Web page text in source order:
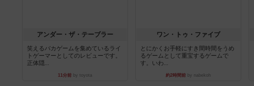
アンダー・ザ・テーブラー
笑えるバカゲームを集めているライ
トゲーマーとしてのレビューです。
正体隠...
11分前 by toyota
ワン・トゥ・ファイブ
とにかくお手軽にすき間時間をうめ
るゲームとして重宝するゲームで
す。いわ...
約2時間前 by nabekoh